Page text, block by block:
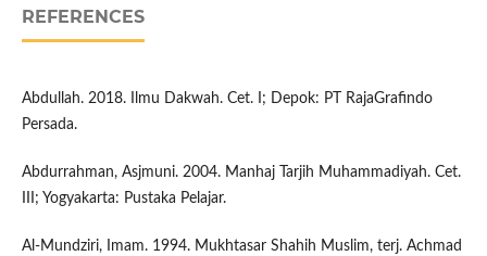
REFERENCES
Abdullah. 2018. Ilmu Dakwah. Cet. I; Depok: PT RajaGrafindo
Persada.
Abdurrahman, Asjmuni. 2004. Manhaj Tarjih Muhammadiyah. Cet.
III; Yogyakarta: Pustaka Pelajar.
Al-Mundziri, Imam. 1994. Mukhtasar Shahih Muslim, terj. Achmad